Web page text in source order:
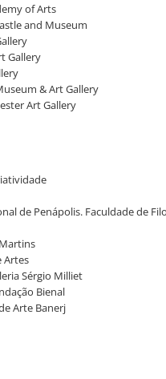
of Arts
and Museum
Gallery
& Art Gallery
Art Gallery
de Penápolis. Faculdade de
Artes
Sérgio Milliet
Bienal
Arte Banerj